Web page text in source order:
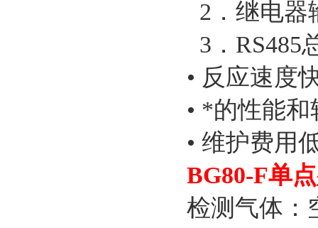
2．继电器
3．RS485
• 反应速度
• *的性能
• 维护费用
BG80-F单
检测气体：